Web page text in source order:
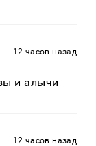
12 часов назад
и алычи
12 часов назад